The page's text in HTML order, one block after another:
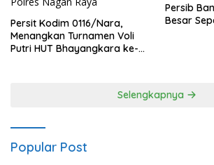
Persit Kodim 0116/Nara,
Menangkan Turnamen Voli
Putri HUT Bhayangkara ke-
Persib
Besar
Selengkapnya
Popular Post